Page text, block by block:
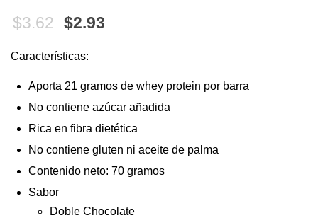
$3.62 El precio original era: $3.62.
$2.93
Características:
Aporta 21 gramos de whey protein por barra
No contiene azúcar añadida
Rica en fibra dietética
No contiene gluten ni aceite de palma
Contenido neto: 70 gramos
Sabor
Doble Chocolate